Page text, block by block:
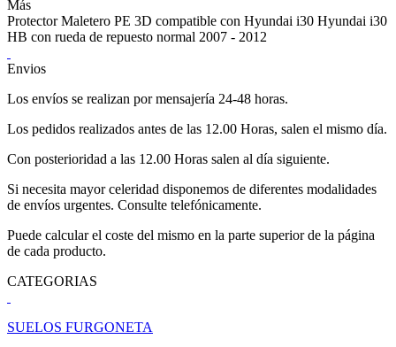
Más
Protector Maletero PE 3D compatible con Hyundai i30 Hyundai i30
HB con rueda de repuesto normal 2007 - 2012
Envios
Los envíos se realizan por mensajería 24-48 horas.
Los pedidos realizados antes de las 12.00 Horas, salen el mismo día.
Con posterioridad a las 12.00 Horas salen al día siguiente.
Si necesita mayor celeridad disponemos de diferentes modalidades
de envíos urgentes. Consulte telefónicamente.
Puede calcular el coste del mismo en la parte superior de la página
de cada producto.
CATEGORIAS
SUELOS FURGONETA